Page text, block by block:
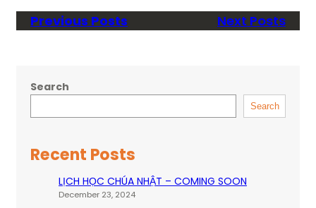
Previous Posts Next Posts
Search
Search
Recent Posts
LỊCH HỌC CHÚA NHẬT – COMING SOON
December 23, 2024